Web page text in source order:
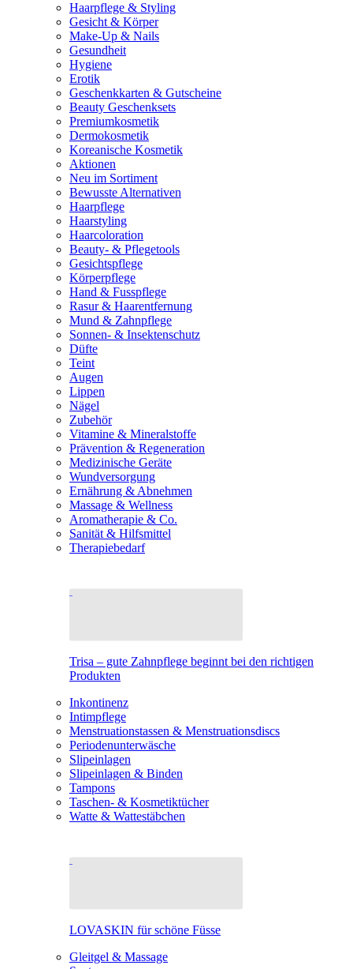
Haarpflege & Styling
Gesicht & Körper
Make-Up & Nails
Gesundheit
Hygiene
Erotik
Geschenkkarten & Gutscheine
Beauty Geschenksets
Premiumkosmetik
Dermokosmetik
Koreanische Kosmetik
Aktionen
Neu im Sortiment
Bewusste Alternativen
Haarpflege
Haarstyling
Haarcoloration
Beauty- & Pflegetools
Gesichtspflege
Körperpflege
Hand & Fusspflege
Rasur & Haarentfernung
Mund & Zahnpflege
Sonnen- & Insektenschutz
Düfte
Teint
Augen
Lippen
Nägel
Zubehör
Vitamine & Mineralstoffe
Prävention & Regeneration
Medizinische Geräte
Wundversorgung
Ernährung & Abnehmen
Massage & Wellness
Aromatherapie & Co.
Sanität & Hilfsmittel
Therapiebedarf
Trisa – gute Zahnpflege beginnt bei den richtigen
Produkten
Inkontinenz
Intimpflege
Menstruationstassen & Menstruationsdiscs
Periodenunterwäsche
Slipeinlagen
Slipeinlagen & Binden
Tampons
Taschen- & Kosmetiktücher
Watte & Wattestäbchen
LOVASKIN für schöne Füsse
Gleitgel & Massage